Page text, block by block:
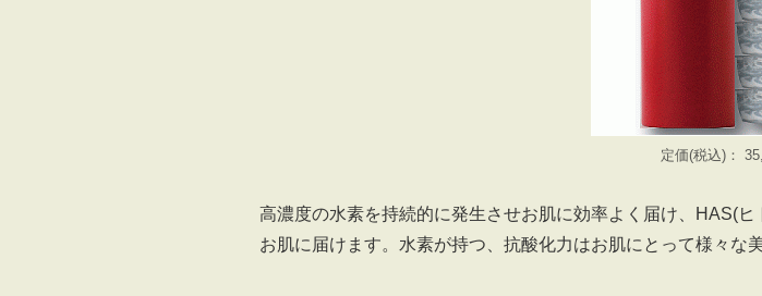
定価(税込)：
高濃度の水素を持続的に発生させお肌に効率よく届け、HAS(
お肌に届けます。水素が持つ、抗酸化力はお肌にとって様々な